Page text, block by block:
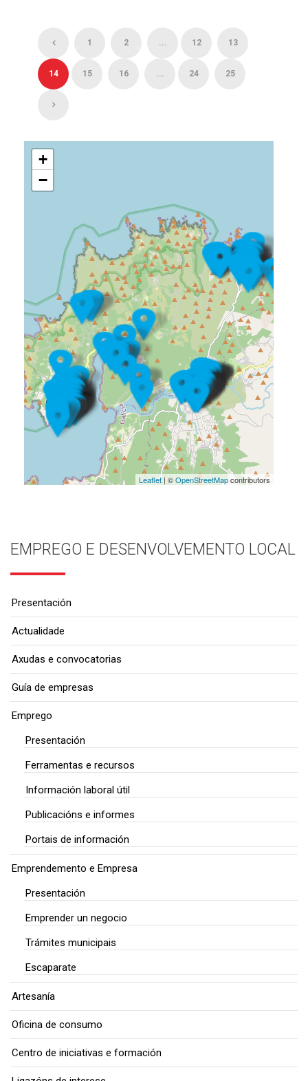
1 2 ... 12 13
14 15 16 ... 24 25
+
−
Leaflet| ©OpenStreetMapcontributors
EMPREGO E DESENVOLVEMENTO LOCAL
Presentación
Actualidade
Axudas e convocatorias
Guía de empresas
Emprego
Presentación
Ferramentas e recursos
Información laboral útil
Publicacións e informes
Portais de información
Emprendemento e Empresa
Presentación
Emprender un negocio
Trámites municipais
Escaparate
Artesanía
Oficina de consumo
Centro de iniciativas e formación